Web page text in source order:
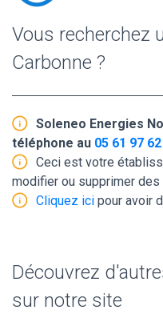
Vous recherchez
Carbonne ?
Soleneo Energies
téléphone au 05 61 97
Ceci est votre
modifier ou supprimer des
Cliquez ici pour avoir
Découvrez
sur notre site